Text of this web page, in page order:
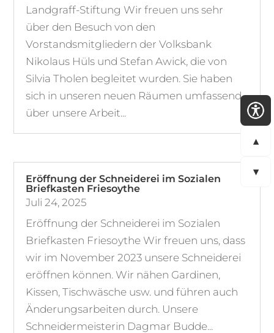
Landgraff-Stiftung Wir freuen uns sehr
über den Besuch von den
Vorstandsmitgliedern der Volksbank
Nikolaus Hüls und Stefan Awick, die von
Silvia Tholen begleitet wurden. Sie haben
sich in unseren neuen Räumen umfassend
über unsere Arbeit...
Eröffnung der Schneiderei im Sozialen
Briefkasten Friesoythe
Juli 24, 2025
Eröffnung der Schneiderei im Sozialen
Briefkasten Friesoythe Wir freuen uns, dass
wir im November 2023 unsere Schneiderei
eröffnen können. Wir nähen Gardinen,
Kissen, Tischwäsche usw. und führen auch
Änderungsarbeiten durch. Unsere
Schneidermeisterin Dagmar Budde...
▲
▼